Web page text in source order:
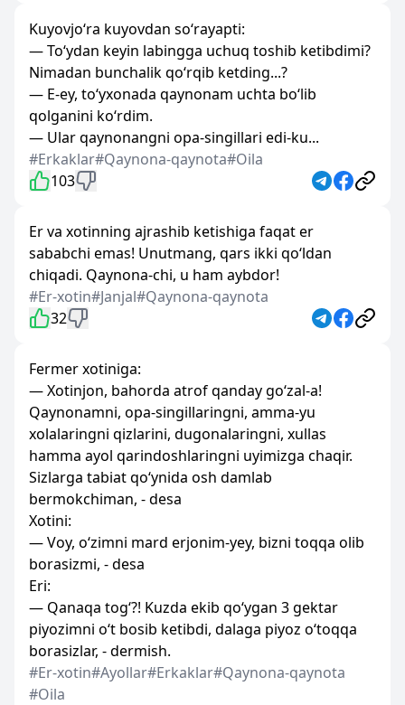
Kuyovjo‘ra kuyovdan so‘rayapti:
— To‘ydan keyin labingga uchuq toshib ketibdimi?
Nimadan bunchalik qo‘rqib ketding...?
— E-ey, to‘yxonada qaynonam uchta bo‘lib
qolganini ko‘rdim.
— Ular qaynonangni opa-singillari edi-ku...
#Erkaklar#Qaynona-qaynota#Oila
103
Er va xotinning ajrashib ketishiga faqat er
sababchi emas! Unutmang, qars ikki qo‘ldan
chiqadi. Qaynona-chi, u ham aybdor!
#Er-xotin#Janjal#Qaynona-qaynota
32
Fermer xotiniga:
— Xotinjon, bahorda atrof qanday go‘zal-a!
Qaynonamni, opa-singillaringni, amma-yu
xolalaringni qizlarini, dugonalaringni, xullas
hamma ayol qarindoshlaringni uyimizga chaqir.
Sizlarga tabiat qo‘ynida osh damlab
bermokchiman, - desa
Xotini:
— Voy, o‘zimni mard erjonim-yey, bizni toqqa olib
borasizmi, - desa
Eri:
— Qanaqa tog‘?! Kuzda ekib qo‘ygan 3 gektar
piyozimni o‘t bosib ketibdi, dalaga piyoz o‘toqqa
borasizlar, - dermish.
#Er-xotin#Ayollar#Erkaklar#Qaynona-qaynota
#Oila